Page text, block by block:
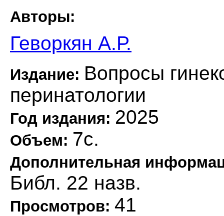
Авторы:
Геворкян А.Р.
Издание: Вопросы
перинатологии
Год издания: 2025
Объем: 7с.
Дополнительная
Библ. 22 назв.
Просмотров: 41